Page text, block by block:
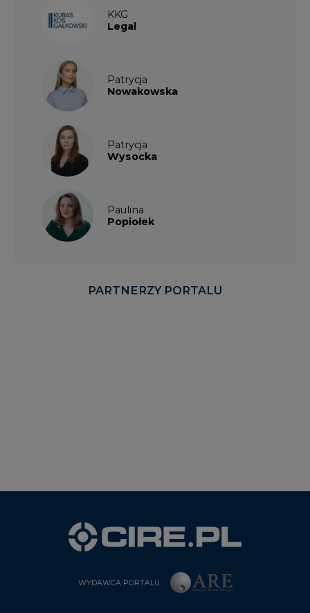
KKG
Legal
Patrycja
Nowakowska
Patrycja
Wysocka
Paulina
Popiołek
PARTNERZY PORTALU
WYDAWCA PORTALU